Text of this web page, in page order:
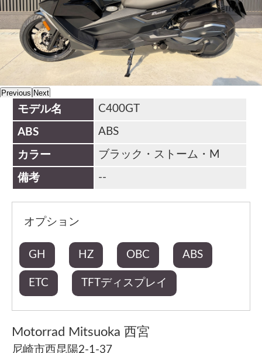
Previous Next
モデル名 C400GT
ABS ABS
カラー ブラック・ストーム・M
備考 --
オプション
GH HZ OBC ABS
ETC TFTディスプレイ
Motorrad Mitsuoka 西宮
尼崎市西昆陽2-1-37